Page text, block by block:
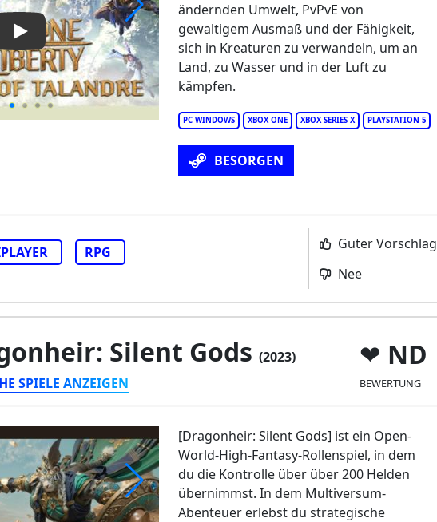
Play Video: Throne And Liberty
PC WINDOWS XBOX ONE XBOX SERIES X PLAYSTATION 5
ändernden Umwelt, PvPvE von
gewaltigem Ausmaß und der Fähigkeit,
sich in Kreaturen zu verwandeln, um an
Land, zu Wasser und in der Luft zu
kämpfen.
BESORGEN
RPG
Guter Vorschlag
Nee
Silent Gods (2023)
SPIELE ANZEIGEN
ND
BEWERTUNG
[Dragonheir: Silent Gods] ist ein Open-
World-High-Fantasy-Rollenspiel, in dem
du die Kontrolle über über 200 Helden
übernimmst. In dem Multiversum-
Abenteuer erlebst du strategische